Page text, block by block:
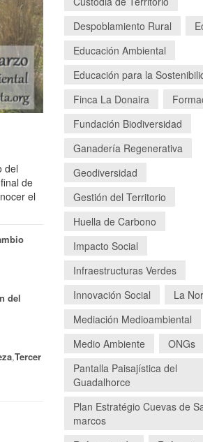
del
de
el
del
,Tercer
Despoblamiento Rural
Educación Ambiental
Educación para la
Finca La Donaira
Fundación Biodiversidad
Ganadería Regenerativa
Geodiversidad
Gestión del Territorio
Huella de Carbono
Impacto Social
Infraestructuras Verdes
Innovación Social
La
Mediación Medioambiental
Medio Ambiente
ONGs
Pantalla Paisajística del
Guadalhorce
Plan Estratégio Cuevas de
marcos